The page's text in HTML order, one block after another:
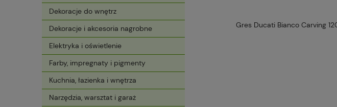
Dekoracje do wnętrz
Dekoracje i akcesoria nagrobne
Elektryka i oświetlenie
Farby, impregnaty i pigmenty
Kuchnia, łazienka i wnętrza
Narzędzia, warsztat i garaż